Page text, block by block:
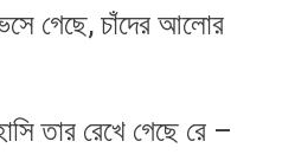
গেছে, চাঁদের আলোর
তার রেখে গেছে রে –